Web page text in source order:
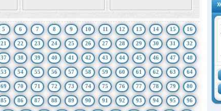
5 6 7 8 9 10 11 12 13 14 15 16
21 22 23 24 25 26 27 28 29 30 31 32
37 38 39 40 41 42 43 44 45 46 47 48
53 54 55 56 57 58 59 60 61 62 63 64
69 70 71 72 73 74 75 76 77 78 79 80
85 86 87 88 89 90 91 92 93 94 95 96